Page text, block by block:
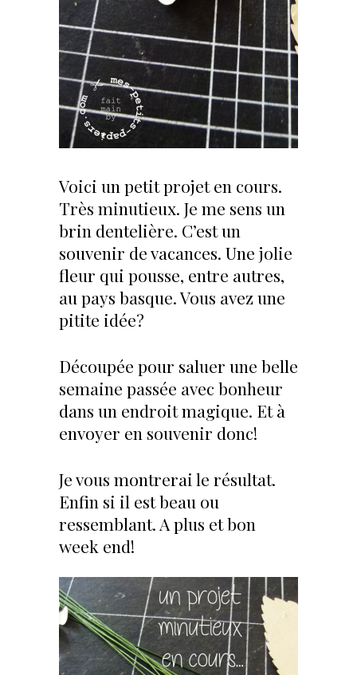
Voici un petit projet en cours.
Très minutieux. Je me sens un
brin dentelière. C’est un
souvenir de vacances. Une jolie
fleur qui pousse, entre autres,
au pays basque. Vous avez une
pitite idée?
Découpée pour saluer une belle
semaine passée avec bonheur
dans un endroit magique. Et à
envoyer en souvenir donc!
Je vous montrerai le résultat.
Enfin si il est beau ou
ressemblant. A plus et bon
week end!